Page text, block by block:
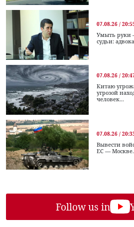
07.08.26 /
Умыть руки
судьи:
07.08.26 /
Китаю
угрозой
человек...
07.08.26 /
Вывести
ЕС —
Follow us in